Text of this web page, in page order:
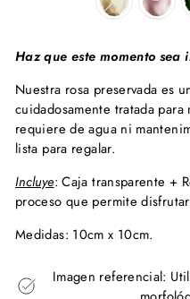
Haz que este momento
Nuestra rosa preservada es
cuidadosamente tratada
requiere de agua ni
lista para regalar.
Incluye:Caja transparente +
proceso que permite
Medidas: 10cm x 10cm.
Imagen referencial: